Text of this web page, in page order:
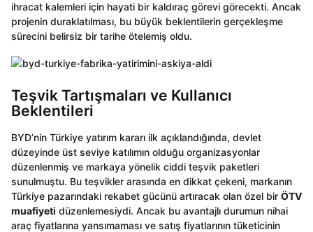
ihracat kalemleri için hayati bir kaldıraç görevi görecekti. Ancak
projenin duraklatılması, bu büyük beklentilerin gerçekleşme
sürecini belirsiz bir tarihe ötelemiş oldu.
Teşvik Tartışmaları ve Kullanıcı
Beklentileri
BYD’nin Türkiye yatırım kararı ilk açıklandığında, devlet
düzeyinde üst seviye katılımın olduğu organizasyonlar
düzenlenmiş ve markaya yönelik ciddi teşvik paketleri
sunulmuştu. Bu teşvikler arasında en dikkat çekeni, markanın
Türkiye pazarındaki rekabet gücünü artıracak olan özel bir ÖTV
muafiyeti düzenlemesiydi. Ancak bu avantajlı durumun nihai
araç fiyatlarına yansımaması ve satış fiyatlarının tüketicinin